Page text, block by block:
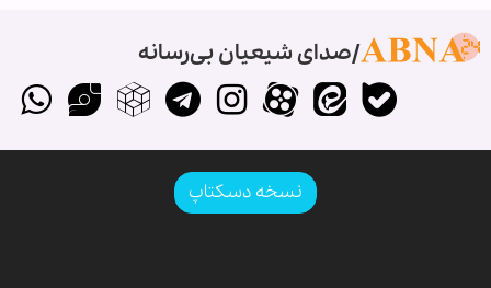
صدای شیعیان بی‌رسانه
نسخه دسکتاپ